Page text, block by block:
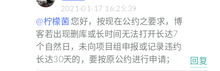
2021-01-17 16:25:39
@柠檬菌您好，按现在公约之要求，博
客若出现删库或长时间无法打开长达7
个自然日，未向项目组申报或记录违约
长达30天的，要按原公约进行申请；
回复